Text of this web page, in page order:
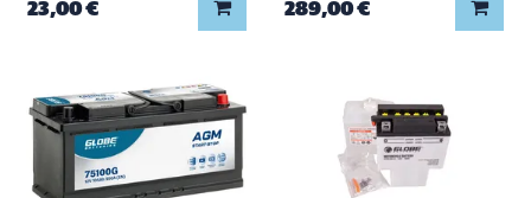
23,00 € Lisää koriin289,00 €